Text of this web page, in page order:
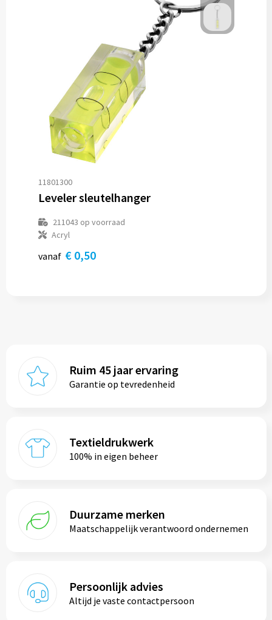
11801300
Leveler sleutelhanger
211043 op voorraad
Acryl
vanaf € 0,50
Ruim 45 jaar ervaring
Garantie op tevredenheid
Textieldrukwerk
100% in eigen beheer
Duurzame merken
Maatschappelijk verantwoord ondernemen
Persoonlijk advies
Altijd je vaste contactpersoon